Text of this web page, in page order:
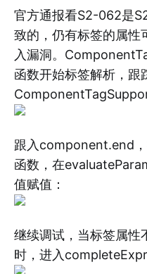
官方通报看S2-062是
致的，仍有标签的属性
入漏洞。
函数开始标签解析，跟
跟入component.end
函数，在
值赋值：
继续调试，当标签属性
时，进入